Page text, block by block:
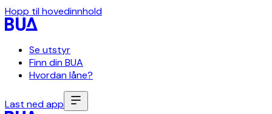
Hopp til hovedinnhold
Se utstyr
Finn din BUA
Hvordan låne?
Last ned app